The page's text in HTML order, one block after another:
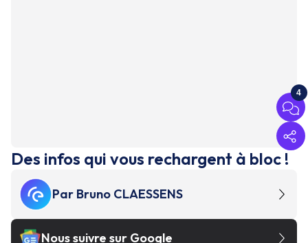
4
Des infos qui vous rechargent à bloc !
Par Bruno CLAESSENS
Nous suivre sur Google